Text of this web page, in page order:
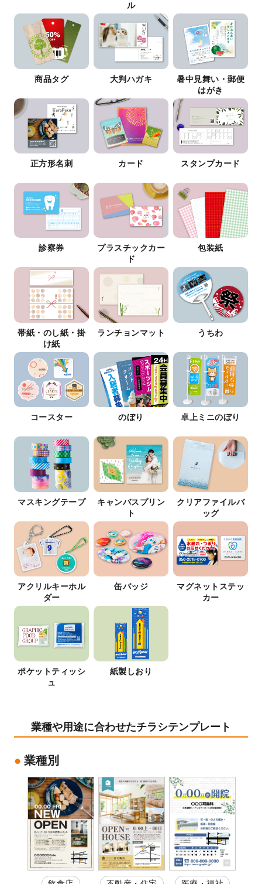
ル
商品タグ 大判ハガキ
暑中見舞い・郵便
はがき
正方形名刺 カード スタンプカード
診察券
プラスチックカー
ド
包装紙
帯紙・のし紙・掛
け紙
ランチョンマット うちわ
コースター のぼり 卓上ミニのぼり
マスキングテープ
キャンバスプリン
ト
クリアファイルバ
ッグ
アクリルキーホル
ダー
缶バッジ
マグネットステッ
カー
ポケットティッシ
ュ
紙製しおり
業種や用途に合わせたチラシテンプレート
業種別